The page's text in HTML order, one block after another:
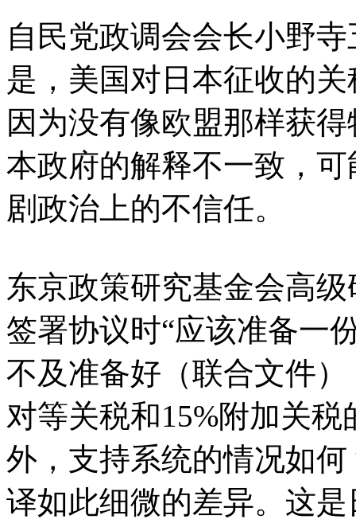
自民党政调会会长小野
是，美国对日本征收的
因为没有像欧盟那样获
本政府的解释不一致，
剧政治上的不信任。
东京政策研究基金会高
签署协议时“应该准备一
不及准备好（联合文件
对等关税和15%附加关
外，支持系统的情况如
译如此细微的差异。这